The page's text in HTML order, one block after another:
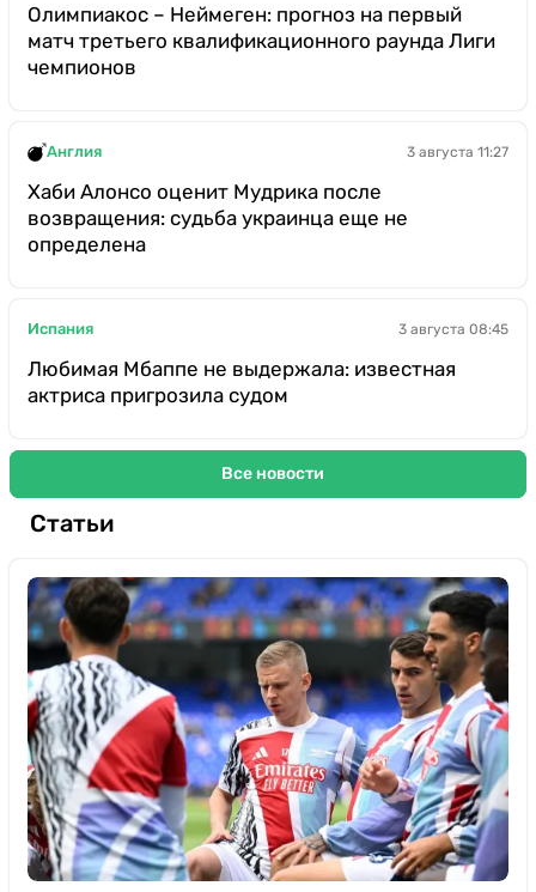
Олимпиакос – Неймеген: прогноз на первый
матч третьего квалификационного раунда Лиги
чемпионов
Англия 3 августа 11:27
Хаби Алонсо оценит Мудрика после
возвращения: судьба украинца еще не
определена
Испания 3 августа 08:45
Любимая Мбаппе не выдержала: известная
актриса пригрозила судом
Все новости
Статьи